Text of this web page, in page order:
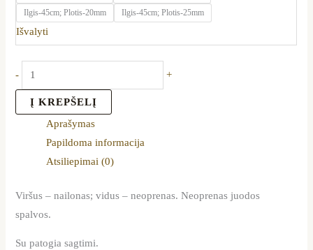
Ilgis-45cm; Plotis-20mm
Ilgis-45cm; Plotis-25mm
Išvalyti
- +
Į KREPŠELĮ
Aprašymas
Papildoma informacija
Atsiliepimai (0)
Viršus – nailonas; vidus – neoprenas. Neoprenas juodos
spalvos.
Su patogia sagtimi.